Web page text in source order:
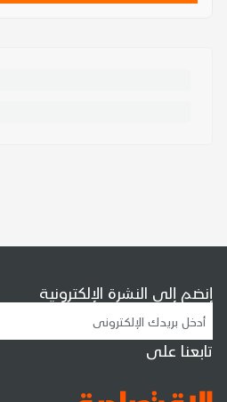
إنضم إلى النشرة الإلكترونية
تابعنا على